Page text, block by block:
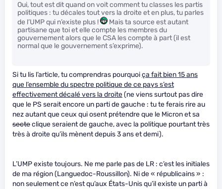
Oui, tout est dit quand on voit comment tu classes les partis
politiques : tu décales tout vers la droite et en plus, tu parles
de l’UMP qui n’existe plus !
Mais ta source est autant
partisane que toi et elle compte les membres du
gouvernement alors que le CSA les compte à part (il est
normal que le gouvernement s’exprime).
Si tu lis l’article, tu comprendras pourquoiça fait bien 15 ans
que l’ensemble du spectre politique de ce pays s’est
effectivement décalé vers la droite(ne viens surtout pas dire
que le PS serait encore un parti de gauche : tu te ferais rire au
nez autant que ceux qui osent prétendre que le Micron et sa
secteclique seraient de gauche, avec la politique pourtant très
très à droite qu’ils mènent depuis 3 ans et demi).
L’UMP existe toujours. Ne me parle pas de LR : c’est les initiales
de ma région (Languedoc-Roussillon). Ni de « républicains » :
non seulement ce n’est qu’aux États-Unis qu’il existe un parti à